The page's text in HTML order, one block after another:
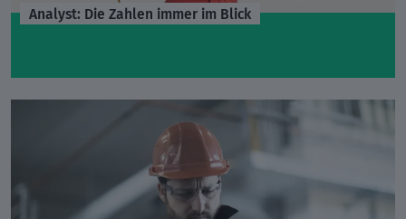
Analyst: Die Zahlen immer im Blick